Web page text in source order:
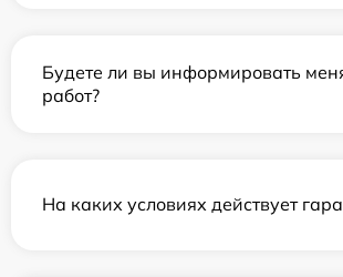
Будете ли вы информировать
работ?
На каких условиях действует